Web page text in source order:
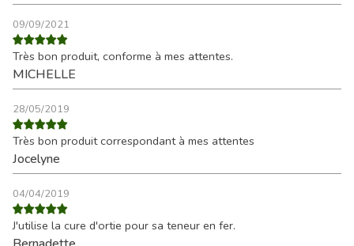
09/09/2021
Très bon produit, conforme à mes attentes.
MICHELLE
28/05/2019
Très bon produit correspondant à mes attentes
Jocelyne
04/04/2019
J'utilise la cure d'ortie pour sa teneur en fer.